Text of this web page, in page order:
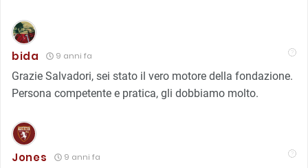
bida 9 anni fa
Grazie Salvadori, sei stato il vero motore della fondazione.
Persona competente e pratica, gli dobbiamo molto.
Jones 9 anni fa